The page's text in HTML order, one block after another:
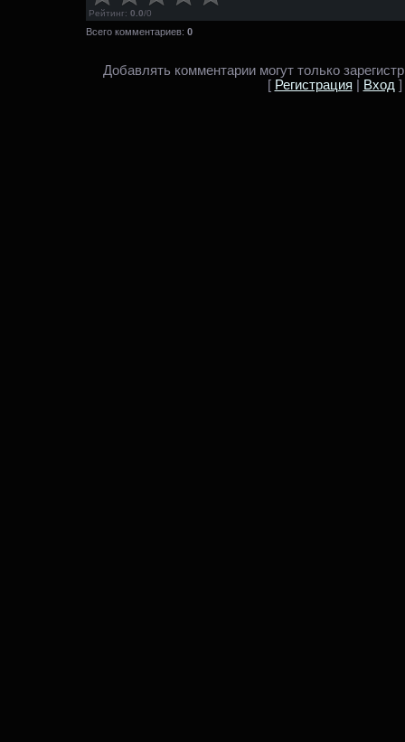
Рейтинг: 0.0/0
Всего комментариев: 0
Добавлять комментарии могут только
[ Регистрация | Вход ]